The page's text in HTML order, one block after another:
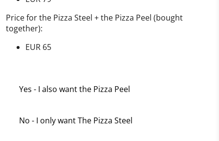
Price for the Pizza Steel + the Pizza Peel (bought
together):
EUR 65
Yes - I also want the Pizza Peel
No - I only want The Pizza Steel